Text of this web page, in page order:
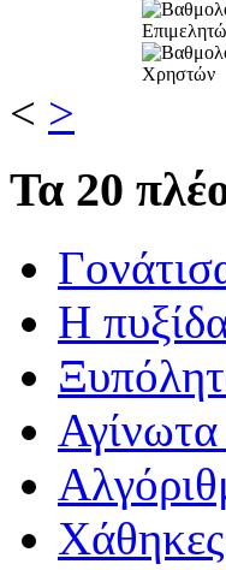
< >
Τα 20
Η